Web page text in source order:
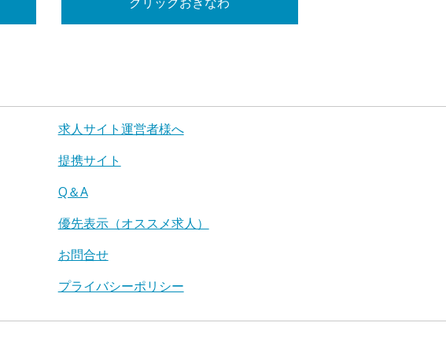
求人サイト運営者様へ
提携サイト
Q＆A
優先表示（オススメ求人）
お問合せ
プライバシーポリシー